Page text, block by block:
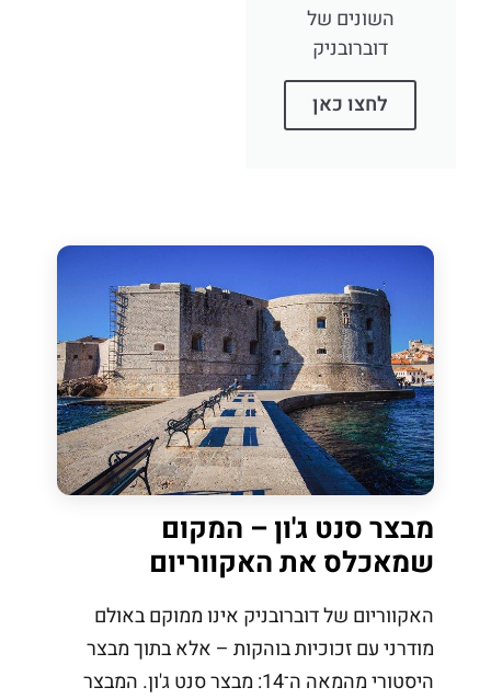
השונים של
דוברובניק
לחצו כאן
מבצר סנט ג'ון – המקום
שמאכלס את האקווריום
האקווריום של דוברובניק אינו ממוקם באולם
מודרני עם זכוכיות בוהקות – אלא בתוך מבצר
היסטורי מהמאה ה־14: מבצר סנט ג'ון. המבצר